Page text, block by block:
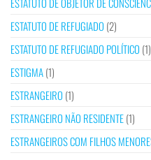
ESTATUTO DE REFUGIADO (2)
ESTATUTO DE REFUGIADO POLÍTICO (1)
ESTIGMA(1)
ESTRANGEIRO (1)
ESTRANGEIRO NÃO RESIDENTE(1)
ESTRANGEIROS COM FILHOS